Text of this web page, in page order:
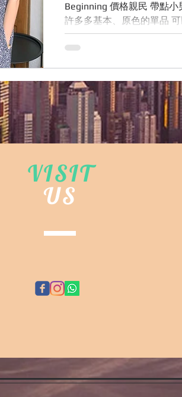
Beginning 價格親民 帶點小男孩感、簡約個性的休閒風 有
許多多基本、原色的單品
型 材質也都舒適好穿 這家網拍的麻豆不是那種美得讓人驚
艷的型...
VISIT
US